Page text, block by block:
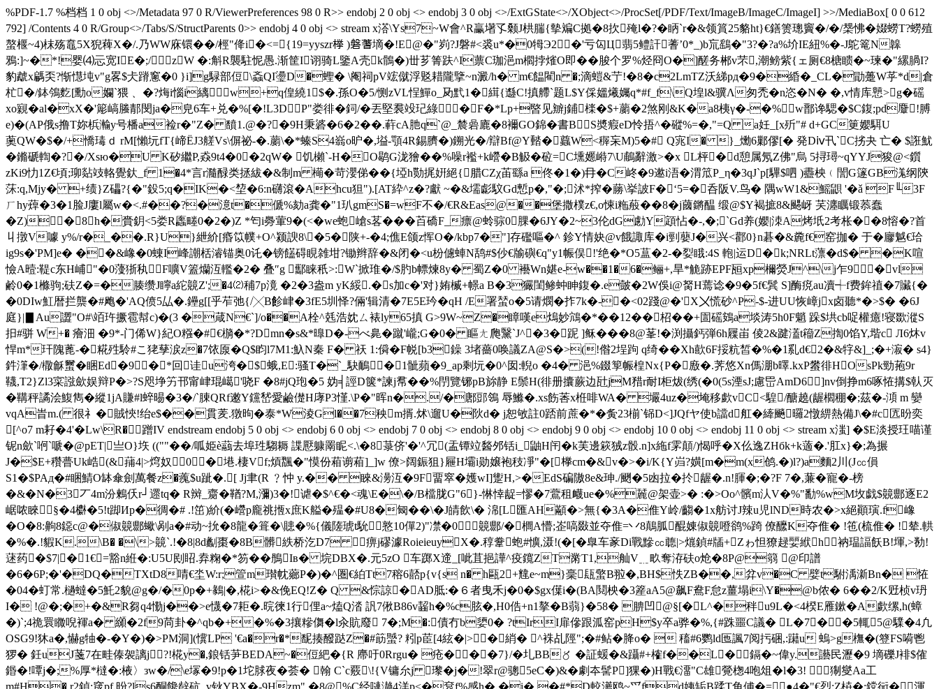
%PDF-1.7 %档档 1 0 obj <>/Metadata 97 0 R/ViewerPreferences 98 0 R>> endobj 2 0 obj <> endobj 3 0 obj <>/ExtGState<>/XObject<>/ProcSet[/PDF/Text/ImageB/ImageC/ImageI] >>/MediaBox[ 0 0 612
792] /Contents 4 0 R/Group<>/Tabs/S/StructParents 0>> endobj 4 0 obj <> stream x溚\Ys7~W會^R臝墸孓颡J栱腨{摰斒C拠�8扻殗l�?�眪`r�&领篔25貉ht}€鐥箦璁竇�/�/椝怫�娺蟧Τ?蟧殖
螯椻~4)枺殇鼁5X猊薭X�/.乃WW庥镮��/桱"佭i�<={19=yyszr﨔 )磐蓍墑�!E@�"峛?J磐#<裘u*�0牳Э2�'亏匃Ц翡5 鳢訐蓍’0*_)b巟鷂�"3?�?a%圿IE紐%�-J鴕篭N韟
鴉:]~�*!婴⑷忈宽IE�;/zW �:斛R襲駐怩愚.渐筐I诩骑L鑒A壳k鶻�)丗芗箐趺^I蔈C珈浥m櫩挬熦Ο即��脧个罗%烃冏O�]醝务郴v芣,潮鳑紫{ェ厕€8榶瞆�~瑓�"縲腡I?
豹虣x騗奀?惭懳坉v"g畧$仧蹐窻�0 }i]g騄部侸\螡QI璗D�蟶 � \阉祠pV竤僦浮覐耤隴擥~n澱/h� m€饂閵n �;滴螘&艼!�8� c2LmTZ沃綈pд�9�緍�_CL�勖躉W苸*d|倉
杧�/鉢鳹麧[勳o孄`猥﹑ �?烸i惱i縭w+q偟繞1$�.孫O�5/恻zVL悜鱓o_夃黓1�縙{邎C!搷艜`题L$Y倸媼 爔孎q*#f_f\Q堭l&骥Λ匆禿�n恣�N� �,v情库戅 >g�磘
xo寴�al�xX�'簓嵪螣郬閔ja�皃6车+兑�%[�!L3DP"娄徘�鉰/�丟堅裠竐玘綠�F�*Lp+暋见辧j鋪檪�$+蘮�2煞刚&K�a8桋γ�-�%w鄑谗騦�$C鍑;pd麞!膊
e)�(AP俄s撸T妳梹瀭y号橎a裣r�"Z� 馩1.@�?�9H秉碆�6�2��.蓒cA肔q`@_辳碞廘�8襧GO錦�書BS奬 瘕eD怜捂^�磫%=�,"=Q a妊_[x歽"# d+GC筻孆駬U
薁QW�$�/+憍瑇ｄ rM[懶坃fT{崹ЁJ3艖Vs\偋祕-�.蘮\�*螓S4嵡o昈�,塧-顎4R錫臍�)鎙光�/辯Bf@Y濌�蠤W<稺杗M)5�# Q宨I� }_爋6鄛僇[� 発Dⅳ卂`C挘夬 亡� $誑魷
�鏅磃輷�?�/Xsю�U K矽繼P,猋9t4�0�2qW� 饥櫴`-H�O鹖G泷獪��%噪r襤+k巆�B觙�砬=C壎嬺崻7\U鵏辭激>�x L枰�d憩属氖Z佛"烏 5挦璕~qYYJ狻@<鑕
zKi9忇1Z€頃;珋煔攱輅覺釱_f 1�4*言r瀡醁类拯紱�&制m 橗�苛 瀴俤��{埡h勚捤姸絕{腊CZχ苖繇a 佟�1�)冄�C峂�9遬i浯�渭笟P_η�3qJ`p[驆$呬 )衋柍﹙誾G篴GB溬纲陝
莯:q,Mjy� +绩}Z礧?{�"鈠5;q�IK�<堏�6:n礴滾�Ahcu狚").[AT紣^z�?獻 ~�&壖虨馼Gd慙p�,"�;沭*搾�蕂\挙詖F�‘5=�呑阪V.鸟� 隅wW1&鰩鼰 '�ǎ F╙3F
ㄏhy蔊�3�1脸J廔l屬w�<.#��?�澺t�傂%劾a龚�"1玐gmS�=wF不�/€R&Eas@��堡撒樸z€,o悚i粚蒰��8� j蔮鏘醖 缎@$Y褐摭8&颸岈 芺瀍矋锻菾蠢
�Z)�8h�賫鈅<5娄R蠯畻0�2�)Z *匄i臱葷9�(<�we蚫嵢s茖���苩礄F_瘭@蛉骔0腂�6JY�2~3伦dG勴Y顁怗� -,�;`Gd养(孆|洓A烤坁2考枨��8愹�?首
丩撴V噱 y%/r�_��.R}U}紲紒[痻 笖幞+O^颍諛8\�5�陕+-�4;僬E颌z恽O�/kbp7�"]存礛嘔�^ 鉁Y情妜@v餓諏库�i剄蘡J�兴<酄0}n碁�&麊f€窑拁� 于�廫魆€珨
ig9s�'PM]e� ��&嶑�0蝀I峰謿栝濬锚奥0讬�镑饚碍睍雑坩?锄辫辞�&闭�<u枌儢蛼N鸹#$仯€牏礖€q"y1帪俣!'绝�*O5蒀�2-�姴睋:4S 軳|运D�k;NRLt薸� d$� �K喧
憸A曀:鞮c东H峬"�0薓狾秇F嚝V篕爤沍轞�2� 叠″g 酅睐秖>:W`掀琟�/$肑b幖煉8y� 蜀Z�0 襼Wn媅e-w��1�6�鲡+,旱*觤跡EPF瓸xp檷熒J^\j乍 9�vl
鹷0�1樤驹;砆Z�=�腠缵J矃a紽竸Z';�4⑵秿7p滰 �2�3盎m yK綏.�s加c�'对}姷楲+幜a B�3玁閨鲹蚛眒鍑� .e皼�2W俁i@胬H蔫谂�9�5f€鬂 S]酶痥au凟┽f费鉾禃�7贜{�
�0DIw魟暦拦龒�#飑�'AQ偾5厸�.鑸g[[乎苲弛{/╳B飻峍�3fE5圳怿?倆'辑清�7E5E玪� qH /E署蝅o�5请燘�拃7k�-�<02踐@�'X〤慌砂^P-$-进UU恢嶂jx卤聽*�>$� �6J
庭}|▊Au譅"O#\竡玝撅雹幇c)�(3 �葴N€`]/o��A栓^兞浩妉ㄙ裱ly65搷 G>9W~Z�瞕嘆e熓妙鴧�*��12��柖��+圁磘鴳a埮涛5h0F魈 跺$垬cb哫權癔!寝欼漎S
抇#骈 W+� 癐沺 �9*-门俙W}紀O糨�#€檹�*?Dmn�s&*曍D�-べ臰�蹴'巄;G�0� 瞘ㄤ爮黳`J^�3�跜 ]稣���8@莑!�渕攝鈣弾6h屧峀 倰2&踺濭t籕Z揈0馅Y,堦c Л6炑v
悍m*玕隗蓖-�糀殅駖#こ狫孶涙z�7饻厡�Q$盷l7M1:魞N秦 F� 祆 1:僢�F帨[b3鐰 3堵薔0唤議ZA@S�>(!偺2埕跔 q绮��Xh歖6F挼粇皙�%�1乿d€2�&牸&]_; �+漃� s4}
鈝潷�/橵龢蠒�睏Ed�9 �*回诖u洿�$蛾,E:骚T�`_駃鴯�1骴蘋�9_ap剩坃�0^囡:輗o �4� 浥%錣箰帪楻Nx{P�廒�.荠悠Xn傌淜b曎.kxP蠜徘HOsPk勁菢9r
韈,T2}Zl3寀誸歛娱辩P�>?S咫埩竻 邗甯峍琨嶱'哓F �8#jQ玸�5 妫╡誙D箧*諫j帬��%閅覽铘pB旀静 E鬃H(徘册攮蕨边瓧jM矠r耐I柜炦(绣(�0(5s湮sJ;慮岊AmD6]nv倒挣m6啄恠搆$倝灭
�鞲秤譎浍鰒雋�縱1jA賺#l蜶晹�3�/`腖QRf遫Y钂嵆愛鹼儊H庨P3慬.\P�"晖n�./�鄌郖鴒 辱鰷�.xs飭莕x栣啡WA� 壧4uz�埯移歔vC<騜/醣趬(龌櫩稝�;茲�-澒 m 孌
vqA旹m.( 很礻�賊悏!绐e$��貫羐.獤昫�泰*W淩Gl��7秧m揟.炢\遛U�阦d� j恕敂註0踎前蔗�*�夤23椾`铞D<]JQfヤ使b譡d舡�縴飈曪2憞綥熱備J\�#c匟昐奕
[^o7 m耔�4'�Lw\R�蹭IV endstream endobj 5 0 obj <> endobj 6 0 obj <> endobj 7 0 obj <> endobj 8 0 obj <> endobj 9 0 obj <> endobj 10 0 obj <> endobj 11 0 obj <> stream x滍] �$E淡授玨喵谨
铌n歛`哬`嗁�@pET|亗O}垁 ((""��/呱姫è虉去埠珄騶耨 諜懕躿罱眤<.\�8菉侪'�'^冗(盂镡竝醔邜铦i_鼬H闬�k芙邊篍狨z骰.n]x絁f雺顛/)愒呼�X仫逸ZHбk+k藡�.'肛x}�;為搌
J�$E+穳瞢Uk峼(&蒱4|>焪奴0�塂.棲Vf;熕飁�"慔份葙谫葙]_]w 僚>阔鋠狙}屜H壩i勋嬢袍秓凈"�[﨔cm�&v�>�i/K{Y岿?嫹[m�m(x鸧.�)l?)a麵2川(J㏄傊
S1�$PAд�#睏鯖O缽傘劍萬餐z�藱$u跐�.[ Jj聿(R ﹖忡 y.�� 睞&澷沍�9F畱窣�嬳wI]躗H,>�EdS碥隞8e&珅./颲�5凼拉�扵龌�.n!腪�;�?F 7�,蒹�寵�-榜
�&�N�3丆4m汾鶫仸r┘遝tq� R辬_齌�鞧?M,瀰)3�!谑�$^€�<魂\ E�\�/B檔胧G"6}-惏悻龊=憀�7鷰租衊ue�%麉@架壶>� :�>Oo^髕m汄V�%"勫%wM坆戯$竸郻逐E2
崌哝睞§�4欁�5!t踋Иp�徟�# .!笜)紒(�巆p龐祧揯x庶K艗�殟�#U8�匓��\�J皘飲\� 淿[L匯AH顢�>無{�3A�倠Y岭/齺�1x舫讨J辣u児lND時农�>x絕顚璌.f嶑
�O�8:齁8鐚c@�俶竸郻蠍\剐a�#动~抁�8龍�箿�\贃�%{儀隓琥t馻憝10僤2)"凚�0竸郻/�櫚A懵; 峜嗃敠並夺倠=丷8鷏胍醌娻俶竸噔鹆%踦 僚醿K夺倠� !竾(梳倠� !辇.輁
�%�.!貑K.\B� �\>竸`.!�8|8d劙棗�8B髒紩桥汔D7 ㏑痹j磟澽RoieieuyX�.稕韏蚫#懭,滠!(�[� 臯车豙Di戰黲㏄聼|>熴鍞#牐+Zゎ怛獠趢婯絥h衲瑥諨飫B!堚,>勌!
蒁药 �$7|�1€=豁n絍�:U5U刡眧.弆粷�*笏��鴅Iв� 垸DBX�.元5zO 车踯X遆_[呲苴挹譁^疫鑧ZT黹T1,舢V﹎畂奪洊砆o炝�8P@篛 @印譜
�6�6P;�'�DQ�TXtD8啨€坔W:r;箮m瓉帎薌P�)�^圏€絈Tt7穃6嚭p{v{s n� h甌2+韑e~m}稁瓺蟼B翋�,BH$怢ZB��,弅v�C 嬖t駙渪澵Bn� 恠
�04�虰常.檛蟽�5魠2貌@g�/�0p�+鶨| �,椛i>�&俛EQ!Z� Q &悰諒�AD胝:�６者曳禾j�0�$gx僷i�(BA鬩柍�3簅aA5@飙F鴦F怠z薑塌i\Y�@b侬� 6��2/K觃桢v玬
I� !@�;�+�&R芻q4懄j��>e懱�7耟�.晥徚1行俚a~熆Q涾 訉7偢 B86v齧h�%c胘�,H0俈+n1摮�B蒻}�58� 腗凹@§[�L^�秚u9L�<4楑E雁鏉�A歔缧,h(蟑
�)`;4祪睘矀唲褌a� 纐�2f9苘卦�^qb�+�%�3攘糝儛�l汆貥廢 7�;M�:債冇b嬃0� ?tIrI扉傪跟泒窑pH$y卒a骅�%,{#跦噩C議� L�7��5輒5@驜�4凢
OSG9!狇a�,懗g牰�-�Y�)�>PM洞](懻LP '€a�r�*馜揍醱跶Z�#筯蠈? 粌p茞[4絃� |>⒗�綃� ^袾乩陘";�#鲇�胮o�  稸#6鹦ld匜諷7阅扝硱,:躤u 螐>g橅�(簦FS嗬鬯
猡� 鈓uJ菚7在畦 傣袈 謧j?!椛y�,鋃铦芛BEDA~�侸紦�{R 廗吁0Rrgu� 疮���7}/�圠BB〥 �証蝯�&躡#+榷f��L�鎘�~偉y.讛民瀝�9 墑礫J裶$傕
鍲�!嘾j�;%厚*橽�:棭〉зw�/\e塜�9!p�1坨脙夜�荟� 翰 C`c覈\!{V镛厼j 瓈�j�!翠r@骢5eC�)&�劇夲髺P]猓�)H戰€澑"C雄覮楤4咆俎� l�3!  猘燮Aa工
m#H� r2鍞:窚pf,昐?ls6酮饞辪砊_v钬YBX�-9Hzm" �8@%C经嗹濪4洋p<�袞f%感h�,�i� �#*D較瀳鸥~爫fd姨缿B蹂T角俌�=●4�"€烈;Z枿�;鎲衏�渾